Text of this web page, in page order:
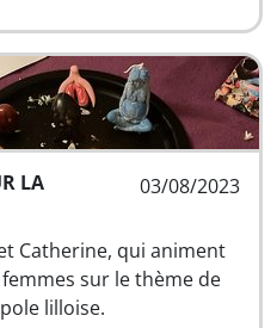
03/08/2023
LA
Catherine, qui animent
sur le thème de
lilloise.